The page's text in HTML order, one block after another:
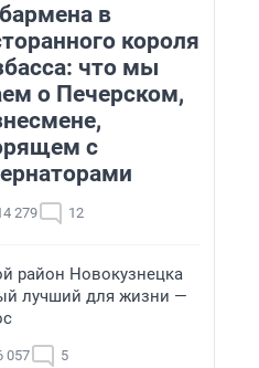
в
короля
что мы
о Печерском,
с
279 12
район Новокузнецка
лучший для жизни —
057 5